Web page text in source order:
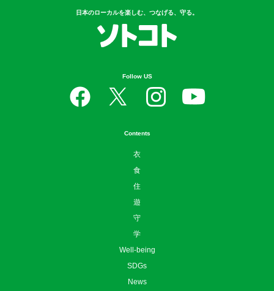
日本のローカルを楽しむ、つなげる、守る。
Follow US
Contents
衣
食
住
遊
守
学
Well-being
SDGs
News